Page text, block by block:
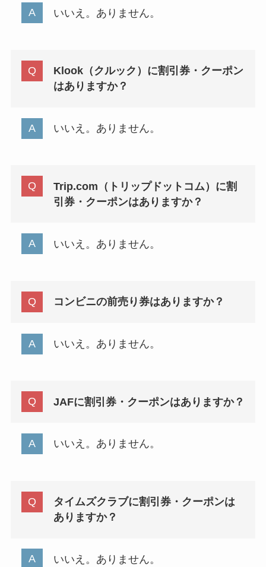
いいえ。ありません。
Klook（クルック）に割引券・クーポン
はありますか？
いいえ。ありません。
Trip.com（トリップドットコム）に割
引券・クーポンはありますか？
いいえ。ありません。
コンビニの前売り券はありますか？
いいえ。ありません。
JAFに割引券・クーポンはありますか？
いいえ。ありません。
タイムズクラブに割引券・クーポンは
ありますか？
いいえ。ありません。